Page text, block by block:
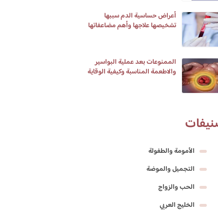
أعراض حساسية الدم سببها
تشخيصها علاجها وأهم مضاعفاتها
الممنوعات بعد عملية البواسير
والاطعمة المناسبة وكيفية الوقاية
الأمومة والطفولة
التجميل والموضة
الحب والزواج
الخليج العربي